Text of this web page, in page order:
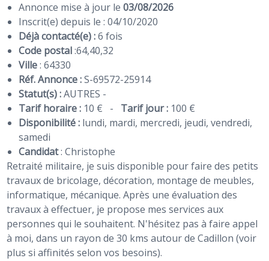
Annonce mise à jour le03/08/2026
Inscrit(e) depuis le : 04/10/2020
Déjà contacté(e) :6 fois
Code postal:64,40,32
Ville: 64330
Réf. Annonce :S-69572-25914
Statut(s) :AUTRES -
Tarif horaire : 10 € - Tarif jour : 100 €
Disponibilité : lundi, mardi, mercredi, jeudi, vendredi,
samedi
Candidat:Christophe
Retraité militaire, je suis disponible pour faire des petits
travaux de bricolage, décoration, montage de meubles,
informatique, mécanique. Après une évaluation des
travaux à effectuer, je propose mes services aux
personnes qui le souhaitent. N'hésitez pas à faire appel
à moi, dans un rayon de 30 kms autour de Cadillon (voir
plus si affinités selon vos besoins).